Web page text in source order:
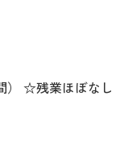
） ☆残業ほぼなし